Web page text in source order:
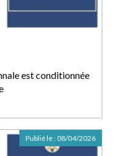
est conditionnée
Publié le : 08/04/2026